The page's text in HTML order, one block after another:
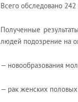
Всего обследовано
Полученные
людей подозрение на
— новообразования
— рак женских половых